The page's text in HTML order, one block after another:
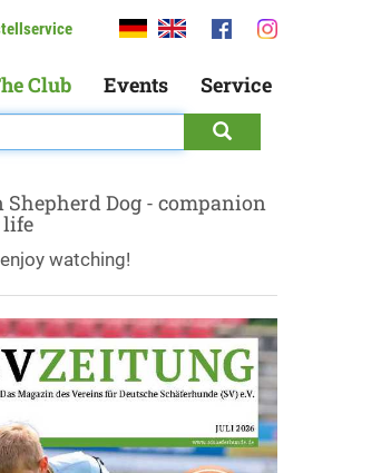
Club Events Service
Shepherd Dog - companion
life
watching!